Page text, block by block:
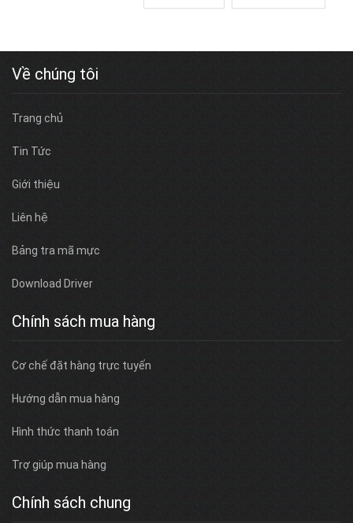
Về chúng tôi
Trang chủ
Tin Tức
Giới thiệu
Liên hệ
Bảng tra mã mực
Download Driver
Chính sách mua hàng
Cơ chế đặt hàng trực tuyến
Hướng dẫn mua hàng
Hình thức thanh toán
Trợ giúp mua hàng
Chính sách chung